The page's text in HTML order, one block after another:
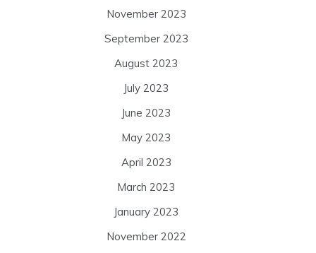
November 2023
September 2023
August 2023
July 2023
June 2023
May 2023
April 2023
March 2023
January 2023
November 2022